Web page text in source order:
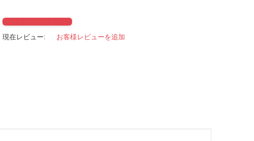
Click to check it out
現在レビュー:
お客様レビューを追加